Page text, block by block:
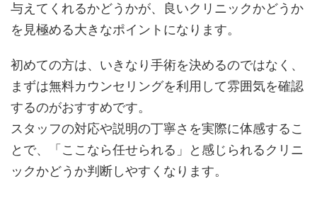
与えてくれるかどうかが、良いクリニックかどうか
を見極める大きなポイントになります。
初めての方は、いきなり手術を決めるのではなく、
まずは無料カウンセリングを利用して雰囲気を確認
するのがおすすめです。
スタッフの対応や説明の丁寧さを実際に体感するこ
とで、「ここなら任せられる」と感じられるクリニ
ックかどうか判断しやすくなります。